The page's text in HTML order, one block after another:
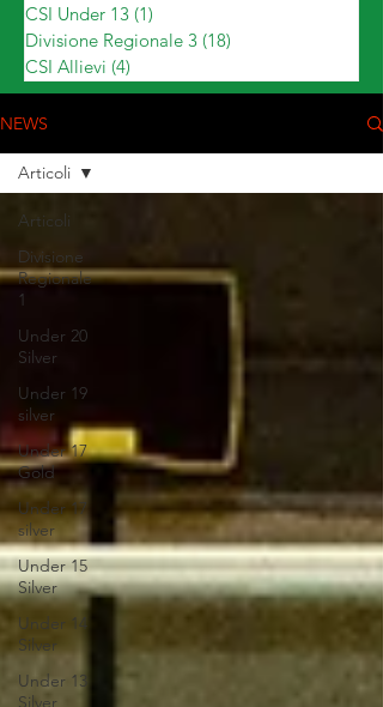
CSI Under 13 (1)
Divisione Regionale 3 (18)
CSI Allievi (4)
NEWS
Articoli
Divisione
Regionale
1
Under 20
Silver
Under 19
silver
Under 17
Gold
Under 17
silver
Under 15
Silver
Under 14
Silver
Under 13
Silver
Articoli